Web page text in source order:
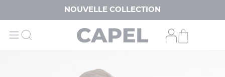
NOUVELLE COLLECTION